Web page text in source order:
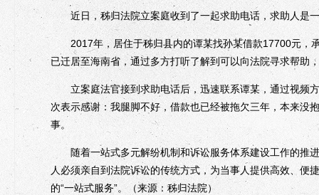
近日，秭归法院立案庭收到了一起求助电话，求助人是
2017年，居住于秭归县内的谭某找孙某借款17700元，
已迁居至海南省，通过多方打听了解到可以向法院寻求帮助
立案庭法官接到求助电话后，迅速联系谭某，通过视频
次表示感谢：我腿脚不好，借款也已经被拖欠三年，本来没
事。
随着一站式多元解纷机制和诉讼服务体系建设工作的推
人必须亲自到法院诉讼的传统方式，为当事人提供高效、便
的“一站式服务”。（来源：秭归法院）